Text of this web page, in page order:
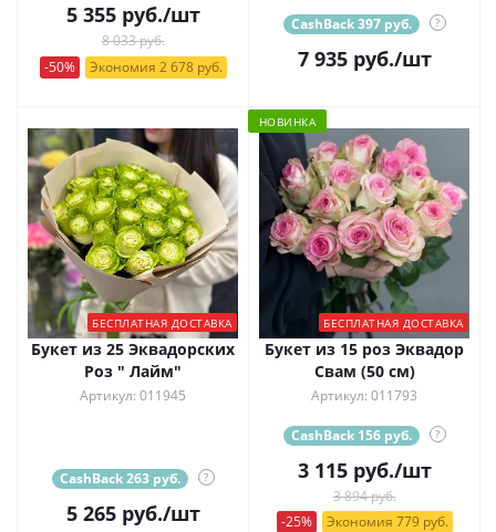
5 355руб./шт
8 033 руб.
-50%
Экономия 2 678 руб.
CashBack 397 руб. ?
7 935руб./шт
БЕСПЛАТНАЯ ДОСТАВКА
Букет из 25 Эквадорских
Роз " Лайм"
Артикул: 011945
CashBack 263 руб. ?
5 265руб./шт
НОВИНКА
БЕСПЛАТНАЯ ДОСТАВКА
Букет из 15 роз Эквадор
Свам (50 см)
Артикул: 011793
CashBack 156 руб. ?
3 115руб./шт
3 894 руб.
-25%
Экономия 779 руб.